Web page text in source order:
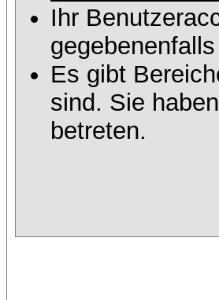
Ihr
Es gibt
sind. Sie
betreten.